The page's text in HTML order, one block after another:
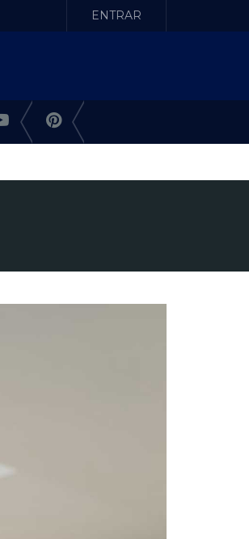
ENTRAR